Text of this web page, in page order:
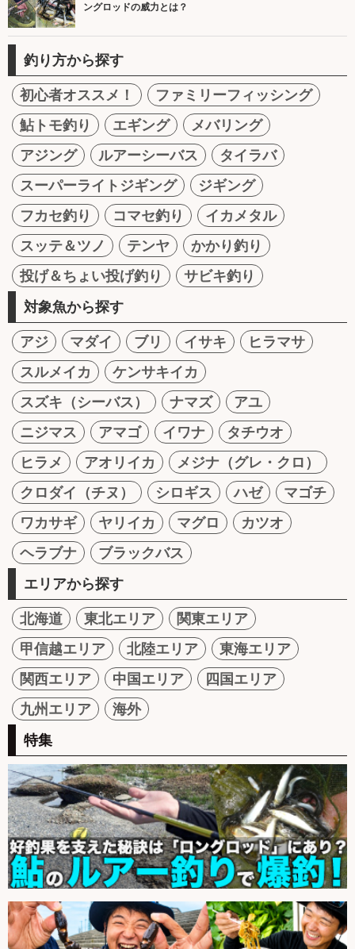
ングロッドの威力とは？
釣り方から探す
初心者オススメ！
ファミリーフィッシング
鮎トモ釣り
エギング
メバリング
アジング
ルアーシーバス
タイラバ
スーパーライトジギング
ジギング
フカセ釣り
コマセ釣り
イカメタル
スッテ＆ツノ
テンヤ
かかり釣り
投げ＆ちょい投げ釣り
サビキ釣り
対象魚から探す
アジ マダイ ブリ イサキ
ヒラマサ
スルメイカ
ケンサキイカ
スズキ（シーバス）
ナマズ
アユ
ニジマス
アマゴ イワナ
タチウオ
ヒラメ
アオリイカ
メジナ（グレ・クロ）
クロダイ（チヌ）
シロギス ハゼ
マゴチ
ワカサギ
ヤリイカ マグロ
カツオ
ヘラブナ
ブラックバス
エリアから探す
北海道 東北エリア
関東エリア
甲信越エリア
北陸エリア
東海エリア
関西エリア
中国エリア
四国エリア
九州エリア
海外
特集